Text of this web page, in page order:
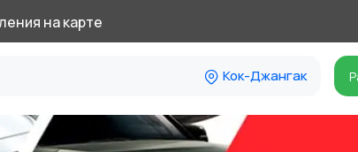
на карте
Кок-Джангак